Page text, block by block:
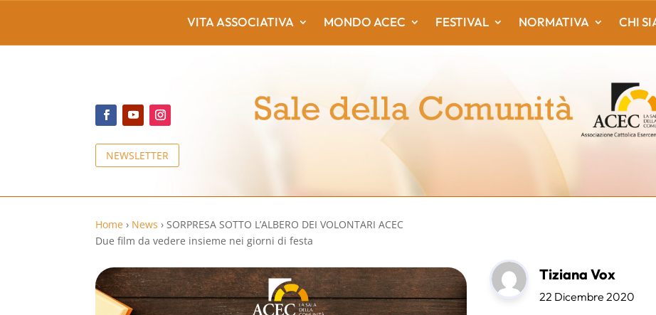
NEWSLETTER
VITA ASSOCIATIVA MONDO ACEC FESTIVAL NORMATIVA CHI
Home › News › SORPRESA SOTTO L’ALBERO DEI VOLONTARI ACEC
Due film da vedere insieme nei giorni di festa
Tiziana Vox
22 Dicembre 2020